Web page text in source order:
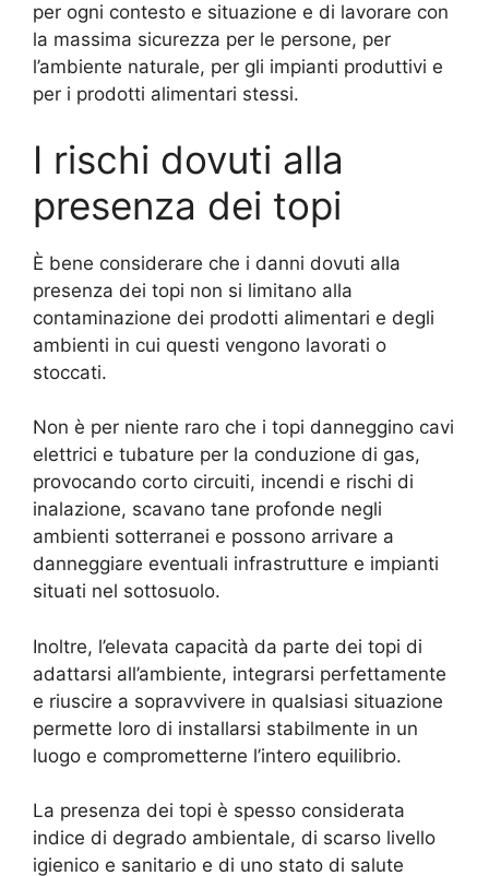
per ogni contesto e situazione e di lavorare con
la massima sicurezza per le persone, per
l’ambiente naturale, per gli impianti produttivi e
per i prodotti alimentari stessi.
I rischi dovuti alla
presenza dei topi
È bene considerare che i danni dovuti alla
presenza dei topi non si limitano alla
contaminazione dei prodotti alimentari e degli
ambienti in cui questi vengono lavorati o
stoccati.
Non è per niente raro che i topi danneggino cavi
elettrici e tubature per la conduzione di gas,
provocando corto circuiti, incendi e rischi di
inalazione, scavano tane profonde negli
ambienti sotterranei e possono arrivare a
danneggiare eventuali infrastrutture e impianti
situati nel sottosuolo.
Inoltre, l’elevata capacità da parte dei topi di
adattarsi all’ambiente, integrarsi perfettamente
e riuscire a sopravvivere in qualsiasi situazione
permette loro di installarsi stabilmente in un
luogo e comprometterne l’intero equilibrio.
La presenza dei topi è spesso considerata
indice di degrado ambientale, di scarso livello
igienico e sanitario e di uno stato di salute